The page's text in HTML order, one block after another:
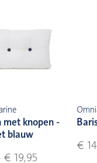
met knopen -
blauw
€ 19,95
€